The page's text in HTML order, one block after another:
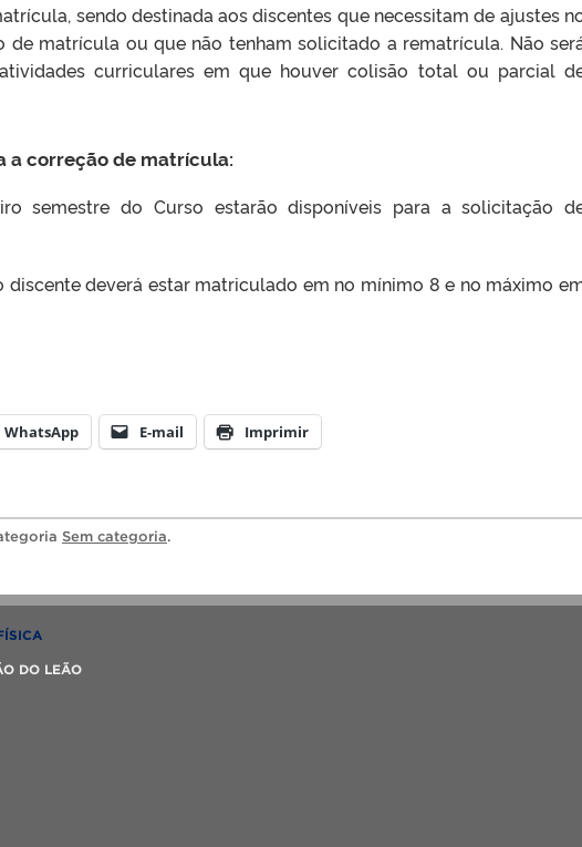
sendo destinada aos discentes que necessitam de ajustes
de matrícula ou que não tenham solicitado a rematrícula. Não
curriculares em que houver colisão total ou parcial
a correção de matrícula:
semestre do Curso estarão disponíveis para a solicitação
discente deverá estar matriculado em no mínimo 8 e no máximo
WhatsApp E-mail Imprimir
Sem categoria.
DO LEÃO